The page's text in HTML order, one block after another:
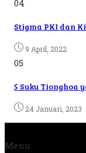
04
Stigma PKI dan
9 April, 2022
05
5 Suku Tionghoa
24 Januari, 2023
Menu